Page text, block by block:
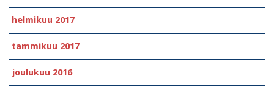
helmikuu 2017
tammikuu 2017
joulukuu 2016